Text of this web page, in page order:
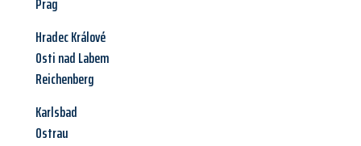
Hradec Králové
Osti nad Labem
Reichenberg
Karlsbad
Ostrau